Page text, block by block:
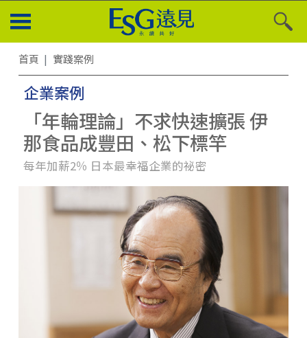
首頁 實踐案例
企業案例
「年輪理論」不求快速擴張 伊
那食品成豐田、松下標竿
每年加薪2％ 日本最幸福企業的祕密